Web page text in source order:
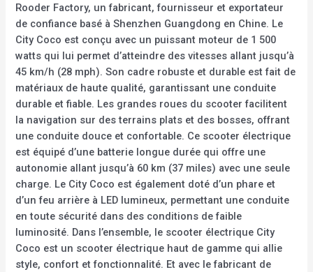
Rooder Factory, un fabricant, fournisseur et exportateur
de confiance basé à Shenzhen Guangdong en Chine. Le
City Coco est conçu avec un puissant moteur de 1 500
watts qui lui permet d’atteindre des vitesses allant jusqu’à
45 km/h (28 mph). Son cadre robuste et durable est fait de
matériaux de haute qualité, garantissant une conduite
durable et fiable. Les grandes roues du scooter facilitent
la navigation sur des terrains plats et des bosses, offrant
une conduite douce et confortable. Ce scooter électrique
est équipé d’une batterie longue durée qui offre une
autonomie allant jusqu’à 60 km (37 miles) avec une seule
charge. Le City Coco est également doté d’un phare et
d’un feu arrière à LED lumineux, permettant une conduite
en toute sécurité dans des conditions de faible
luminosité. Dans l’ensemble, le scooter électrique City
Coco est un scooter électrique haut de gamme qui allie
style, confort et fonctionnalité. Et avec le fabricant de